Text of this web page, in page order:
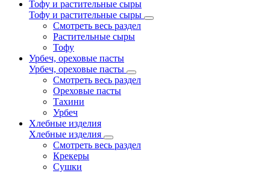
Тофу и растительные сыры
Тофу и растительные сыры
Смотреть весь раздел
Растительные сыры
Тофу
Урбеч, ореховые пасты
Урбеч, ореховые пасты
Смотреть весь раздел
Ореховые пасты
Тахини
Урбеч
Хлебные изделия
Хлебные изделия
Смотреть весь раздел
Крекеры
Сушки